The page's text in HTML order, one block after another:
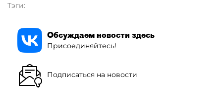
Тэги:
Обсуждаем новости здесь
Присоединяйтесь!
Подписаться на новости